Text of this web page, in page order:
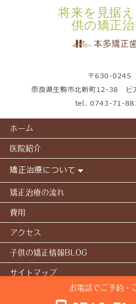
将来を見据
供の矯正
〒630-0245
奈良県生駒市北新町12-38 ビ
tel.0743-71-
ホーム
医院紹介
矯正治療について
矯正治療の流れ
費用
アクセス
子供の矯正情報BLOG
サイトマップ
お電話でご予約・